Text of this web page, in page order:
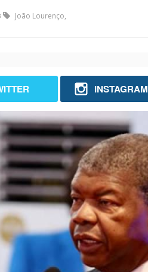
João Lourenço,
INSTAGRAM